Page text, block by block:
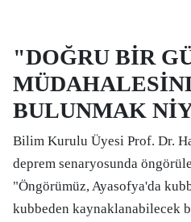
"DOĞRU BİR
BULUNMAK
Bilim Kurulu Üyesi Prof. Dr.
deprem senaryosunda
"Öngörümüz, Ayasofya'da
kubbeden kaynaklanabilecek